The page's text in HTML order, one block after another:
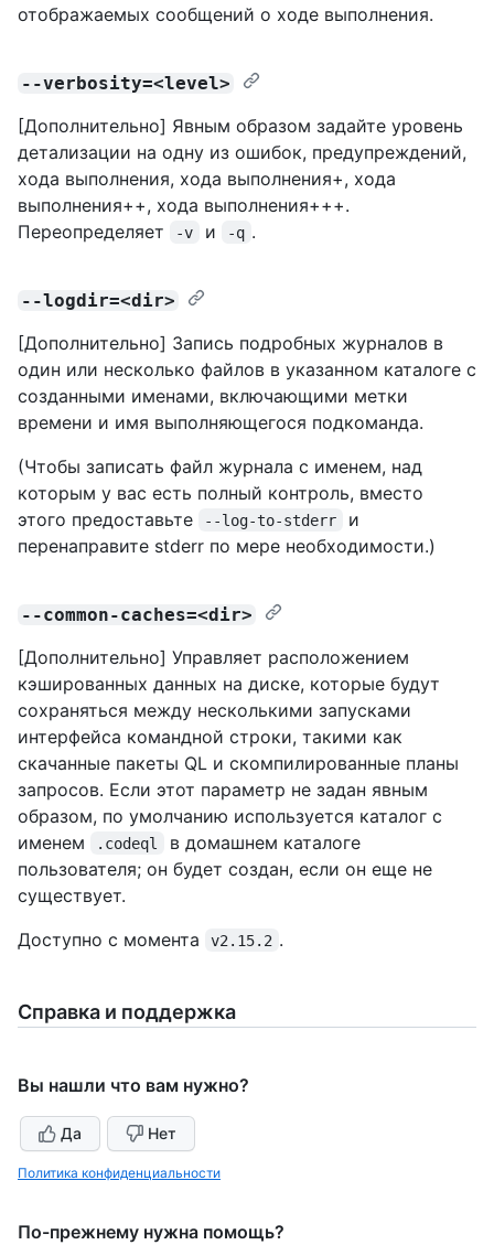
отображаемых сообщений о ходе выполнения.
--verbosity=<level>
[Дополнительно] Явным образом задайте уровень
детализации на одну из ошибок, предупреждений,
хода выполнения, хода выполнения+, хода
выполнения++, хода выполнения+++.
Переопределяет
-v и -q .
--logdir=<dir>
[Дополнительно] Запись подробных журналов в
один или несколько файлов в указанном каталоге с
созданными именами, включающими метки
времени и имя выполняющегося подкоманда.
(Чтобы записать файл журнала с именем, над
которым у вас есть полный контроль, вместо
этого предоставьте
--log-to-stderr
и
перенаправите stderr по мере необходимости.)
--common-caches=<dir>
[Дополнительно] Управляет расположением
кэшированных данных на диске, которые будут
сохраняться между несколькими запусками
интерфейса командной строки, такими как
скачанные пакеты QL и скомпилированные планы
запросов. Если этот параметр не задан явным
образом, по умолчанию используется каталог с
именем
.codeql
в домашнем каталоге
пользователя; он будет создан, если он еще не
существует.
Доступно с момента
v2.15.2 .
Справка и поддержка
Вы нашли что вам нужно?
Да Нет
Политика конфиденциальности
По-прежнему нужна помощь?